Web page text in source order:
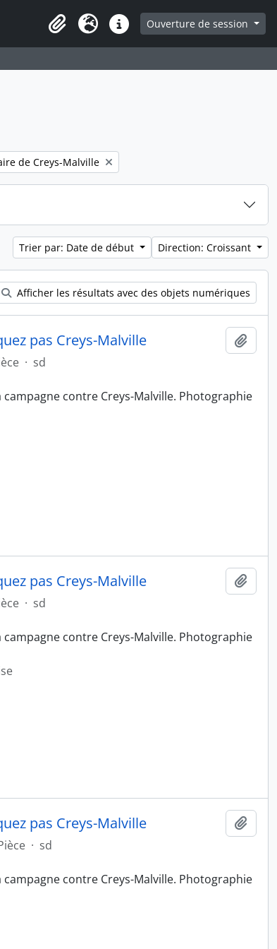
Presse-papier
LangueLiens rapidesOuverture de session
de Creys-Malville
Trier par: Date de début Direction: Croissant
Afficher les résultats avec des objets numériques
pas Creys-Malville
· sd
contre Creys-Malville. Photographie
pas Creys-Malville
· sd
contre Creys-Malville. Photographie
pas Creys-Malville
· sd
contre Creys-Malville. Photographie